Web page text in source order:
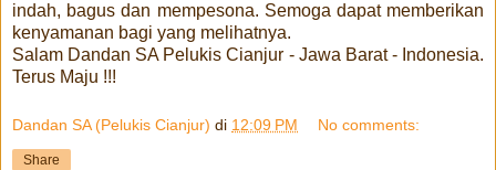
indah, bagus dan mempesona. Semoga dapat memberikan
kenyamanan bagi yang melihatnya.
Salam Dandan SA Pelukis Cianjur - Jawa Barat - Indonesia.
Terus Maju !!!
Dandan SA (Pelukis Cianjur) di 12:09 PM No comments:
Share